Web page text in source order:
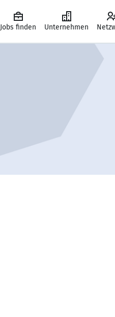
Jobs finden Unternehmen